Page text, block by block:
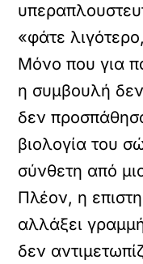
«φάτε
Μόνο που για
η συμβουλή
δεν
βιολογία του
σύνθετη από
Πλέον, η
αλλάξει
δεν